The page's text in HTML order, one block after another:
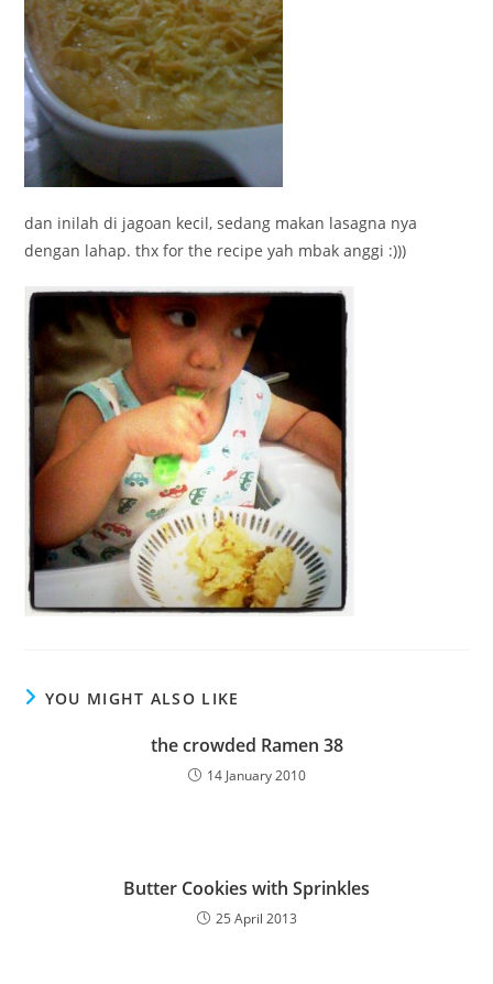
dan inilah di jagoan kecil, sedang makan lasagna nya
dengan lahap. thx for the recipe yah mbak anggi :)))
YOU MIGHT ALSO LIKE
the crowded Ramen 38
14 January 2010
Butter Cookies with Sprinkles
25 April 2013